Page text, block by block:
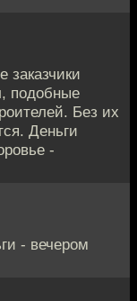
заказчики
подобные
Без их
Деньги
-
- вечером